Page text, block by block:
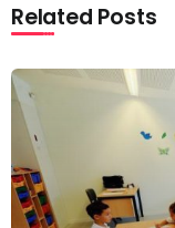
Related Posts